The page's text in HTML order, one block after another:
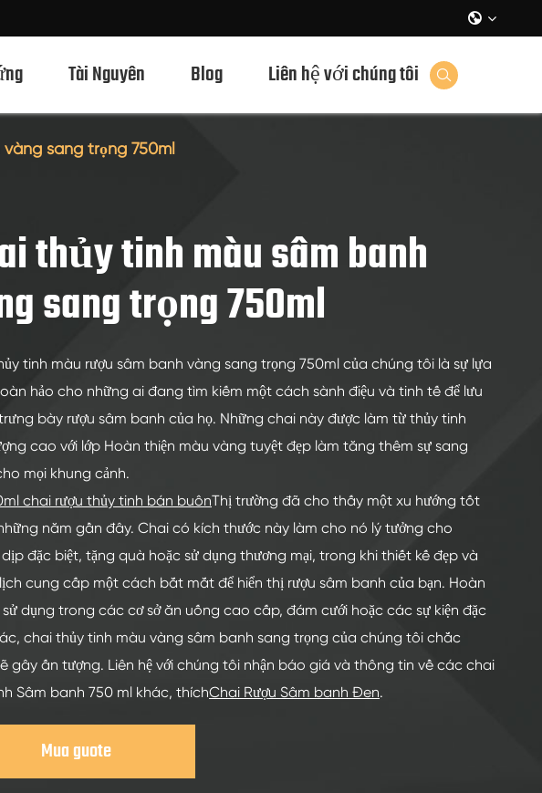

Tài Nguyên Blog Liên hệ với chúng tôi 
sang trọng 750ml
thủy tinh màu sâm banh
sang trọng 750ml
tinh màu rượu sâm banh vàng sang trọng 750ml của chúng tôi là sự lựa
hảo cho những ai đang tìm kiếm một cách sành điệu và tinh tế để lưu
bày rượu sâm banh của họ. Những chai này được làm từ thủy tinh
cao với lớp Hoàn thiện màu vàng tuyệt đẹp làm tăng thêm sự sang
mọi khung cảnh.
chai rượu thủy tinh bán buônThị trường đã cho thấy một xu hướng tốt
năm gần đây. Chai có kích thước này làm cho nó lý tưởng cho
đặc biệt, tặng quà hoặc sử dụng thương mại, trong khi thiết kế đẹp và
cung cấp một cách bắt mắt để hiển thị rượu sâm banh của bạn. Hoàn
sử dụng trong các cơ sở ăn uống cao cấp, đám cưới hoặc các sự kiện đặc
chai thủy tinh màu vàng sâm banh sang trọng của chúng tôi chắc
gây ấn tượng. Liên hệ với chúng tôi nhận báo giá và thông tin về các chai
Sâm banh 750 ml khác, thíchChai Rượu Sâm banh Đen.
Mua guote